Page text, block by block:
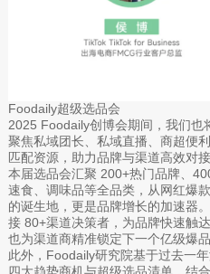
Foodaily超级选品会
2025 Foodaily创博会期间，我们也
聚焦私域团长、私域直播、商超便
匹配资源，助力品牌与渠道高效对接
本届选品会汇聚 200+热门品牌、
速食、调味品等全品类，从网红爆
的诞生地，更是品牌增长的加速器
接 80+渠道决策者，为品牌快速触
也为渠道商精准锁定下一个亿级爆品
此外，Foodaily研究院基于过去一
四大趋势商机与超级选品清单，结